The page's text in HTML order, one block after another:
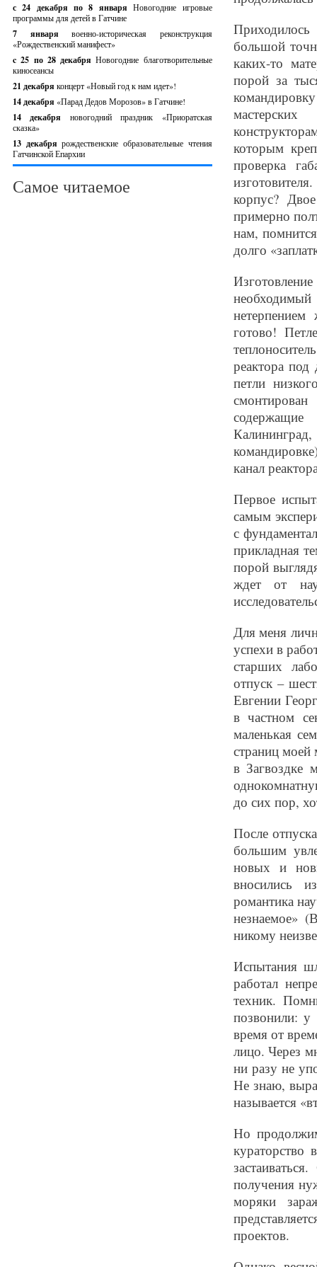
с 24 декабря по 8 январяНовогодние игровые
программы для детей в Гатчине
7 январявоенно-историческая реконструкция
«Рождественский манифест»
c 25 по 28 декабряНовогодние благотворительные
киносеансы
21 декабря концерт «Новый год к нам идет»!
14 декабря «Парад Дедов Морозов» в Гатчине!
14 декабря новогодний праздник «Приоратская
сказка»
13 декабрярождественские образовательные чтения
Гатчинской Епархии
Самое читаемое
большой
каких-то
порой за
мастерских
которым
проверка
корпус?
примерно
нам,
долго
готово!
реактора
петли
канал
Первое
самым
с
прикладная
порой
ждет от
Для меня
успехи в
старших
отпуск –
Евгении
в частном
маленькая
страниц моей
в Загвоздке
до сих пор,
После
большим
новых и
вносились
романтика
незнаемое»
никому
Испытания
работал
техник.
позвонили:
время от
лицо. Через
ни разу не
Не знаю,
называется
Но
кураторство
получения
моряки
проектов.